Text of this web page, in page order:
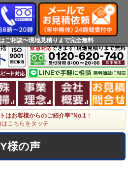
理 特殊清掃 事業理念 会社概
はお客様からのご紹介率"No.1 ！
はこちらをタッチ
様の声
ご相談〜現地見積りまで完全無料